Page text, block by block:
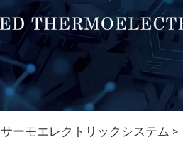
サーモエレクトリックシステム >